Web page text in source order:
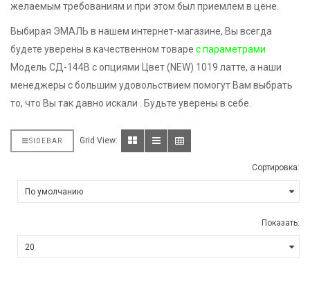
желаемым требованиям и при этом был приемлем в цене.
Выбирая ЭМАЛЬ в нашем интернет-магазине, Вы всегда
будете уверены в качественном товаре с параметрами
Модель СД-144В с опциями Цвет (NEW) 1019 латте, а наши
менеджеры с большим удовольствием помогут Вам выбрать
то, что Вы так давно искали . Будьте уверены в себе.
SIDEBAR Grid View:
Сортировка:
Показать: